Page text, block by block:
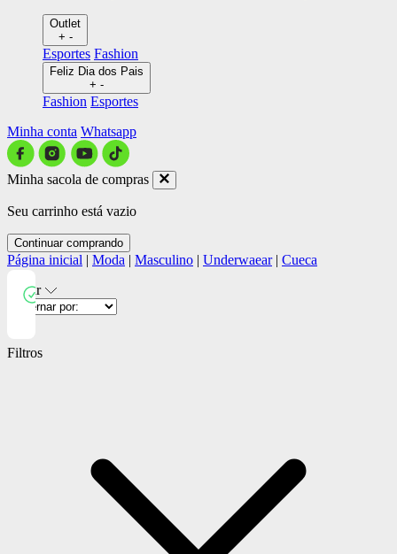
Outlet
+ -
Esportes Fashion
Feliz Dia dos Pais
+ -
Fashion Esportes
Minha conta Whatsapp
Minha sacola de compras
Seu carrinho está vazio
Continuar comprando
Página inicial | Moda | Masculino | Underwaear| Cueca
Filtrar
Filtros